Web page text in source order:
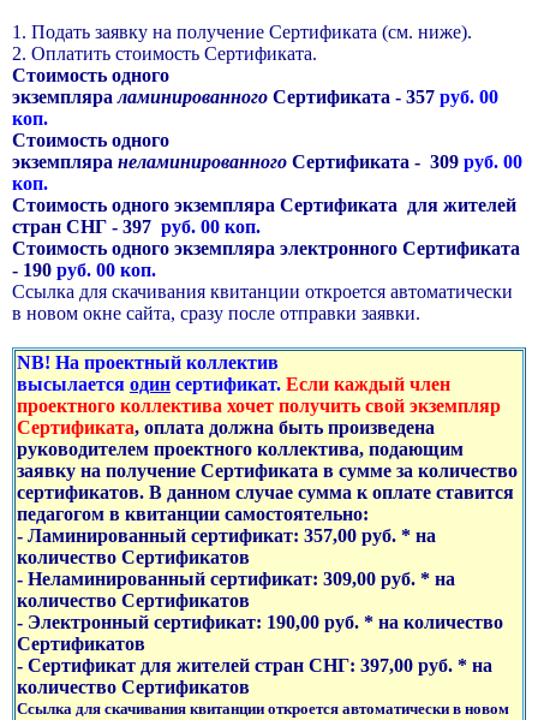
1. Подать заявку на получение Сертификата (см. ниже).
2. Оплатить стоимость Сертификата.
Стоимость одного
экземпляраламинированного Сертификата - 357 руб. 00
коп.
Стоимость одного
экземпляра неламинированного Сертификата - 309 руб. 00
коп.
Стоимость одного экземпляра Сертификата для жителей
стран СНГ - 397 руб. 00 коп.
Стоимость одного экземпляра электронного Сертификата
- 190 руб. 00 коп.
Ссылка для скачивания квитанции откроется автоматически
в новом окне сайта, сразу после отправки заявки.
NB! На проектный коллектив
высылается один сертификат. Если каждый член
проектного коллектива хочет получить свой экземпляр
Сертификата, оплата должна быть произведена
руководителем проектного коллектива, подающим
заявку на получение Сертификата в сумме за количество
сертификатов. В данном случае сумма к оплате ставится
педагогом в квитанции самостоятельно:
- Ламинированный сертификат: 357,00 руб. * на
количество Сертификатов
- Неламинированный сертификат: 309,00 руб. * на
количество Сертификатов
- Электронный сертификат: 190,00 руб. * на количество
Сертификатов
- Сертификат для жителей стран СНГ: 397,00 руб. * на
количество Сертификатов
Ссылка для скачивания квитанции откроется автоматически в новом